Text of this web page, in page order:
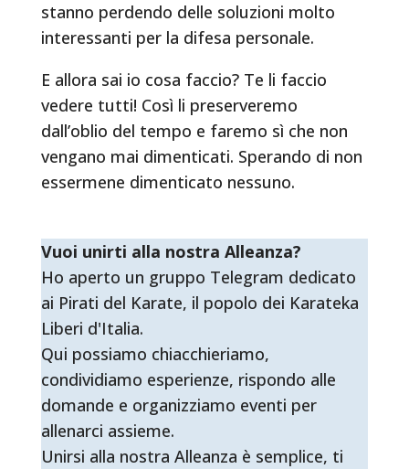
stanno perdendo delle soluzioni molto
interessanti per la difesa personale.
E allora sai io cosa faccio? Te li faccio
vedere tutti! Così li preserveremo
dall’oblio del tempo e faremo sì che non
vengano mai dimenticati. Sperando di non
essermene dimenticato nessuno.
Vuoi unirti alla nostra Alleanza?
Ho aperto un gruppo Telegram dedicato
ai Pirati del Karate, il popolo dei Karateka
Liberi d'Italia.
Qui possiamo chiacchieriamo,
condividiamo esperienze, rispondo alle
domande e organizziamo eventi per
allenarci assieme.
Unirsi alla nostra Alleanza è semplice, ti